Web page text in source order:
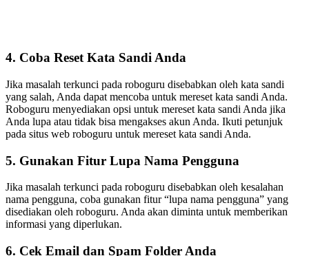
4. Coba Reset Kata Sandi Anda
Jika masalah terkunci pada roboguru disebabkan oleh kata sandi
yang salah, Anda dapat mencoba untuk mereset kata sandi Anda.
Roboguru menyediakan opsi untuk mereset kata sandi Anda jika
Anda lupa atau tidak bisa mengakses akun Anda. Ikuti petunjuk
pada situs web roboguru untuk mereset kata sandi Anda.
5. Gunakan Fitur Lupa Nama Pengguna
Jika masalah terkunci pada roboguru disebabkan oleh kesalahan
nama pengguna, coba gunakan fitur “lupa nama pengguna” yang
disediakan oleh roboguru. Anda akan diminta untuk memberikan
informasi yang diperlukan.
6. Cek Email dan Spam Folder Anda